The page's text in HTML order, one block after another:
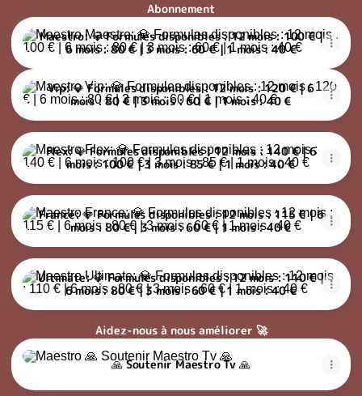
Abonnement
Maestro: 💎 Formules disponibles : 12 mois : 100 € | 6 mois :
Maestro: 💎 Formules disponibles : 12 mois : 100 € |
6 mois : 80 € | 3 mois : 60 € | 1 mois : 40 €
Vip: 💎 Formules disponibles : 12 mois : 120 € | 6 mois : 80 € |
Vip: 💎 Formules disponibles : 12 mois : 120 € | 6
mois : 80 € | 3 mois : 60 € | 1 mois : 40 €
Flex: 💎 Formules disponibles : 12 mois : 140 € | 6 mois : 100
Flex: 💎 Formules disponibles : 12 mois : 140 € | 6
mois : 100 € | 3 mois : 85 € | 1 mois : 40 €
France: 💎 Formules disponibles : 12 mois : 115 € | 6 mois : 80
France: 💎 Formules disponibles : 12 mois : 115 € | 6
mois : 80 € | 3 mois : 60 € | 1 mois : 40 €
Ultimate: 💎 Formules disponibles : 12 mois : 110 € | 6 mois :
Ultimate: 💎 Formules disponibles : 12 mois : 110 € |
6 mois : 80 € | 3 mois : 60 € | 1 mois : 40 €
Aidez-nous à nous améliorer 🚀
🙏 Soutenir Maestro Tv 🙏
🙏 Soutenir Maestro Tv 🙏